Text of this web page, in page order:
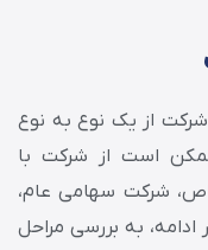
از یک نوع به نوع
است از شرکت با
شرکت سهامی عام،
به بررسی مراحل